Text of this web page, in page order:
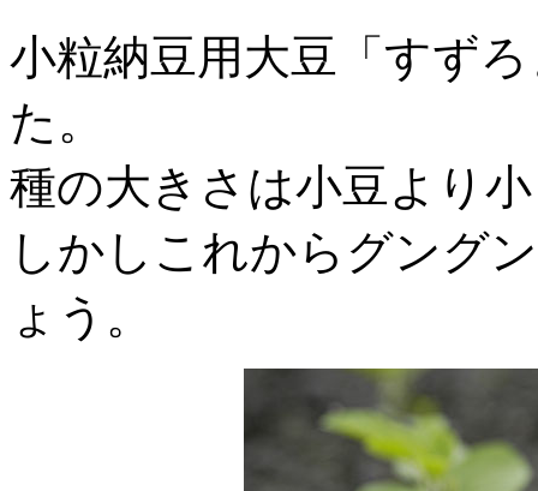
小粒納豆用大豆「すず
た。
種の大きさは小豆より
しかしこれからグング
ょう。